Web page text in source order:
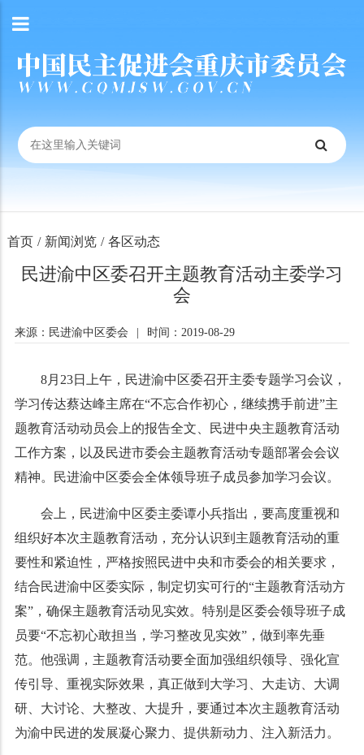
首页 / 新闻浏览 / 各区动态
民进渝中区委召开主题教育活动主委学习
会
来源：民进渝中区委会 时间：2019-08-29
8月23日上午，民进渝中区委召开主委专题学习会议，
学习传达蔡达峰主席在“不忘合作初心，继续携手前进”主
题教育活动动员会上的报告全文、民进中央主题教育活动
工作方案，以及民进市委会主题教育活动专题部署会会议
精神。民进渝中区委会全体领导班子成员参加学习会议。
会上，民进渝中区委主委谭小兵指出，要高度重视和
组织好本次主题教育活动，充分认识到主题教育活动的重
要性和紧迫性，严格按照民进中央和市委会的相关要求，
结合民进渝中区委实际，制定切实可行的“主题教育活动方
案”，确保主题教育活动见实效。特别是区委会领导班子成
员要“不忘初心敢担当，学习整改见实效”，做到率先垂
范。他强调，主题教育活动要全面加强组织领导、强化宣
传引导、重视实际效果，真正做到大学习、大走访、大调
研、大讨论、大整改、大提升，要通过本次主题教育活动
为渝中民进的发展凝心聚力、提供新动力、注入新活力。